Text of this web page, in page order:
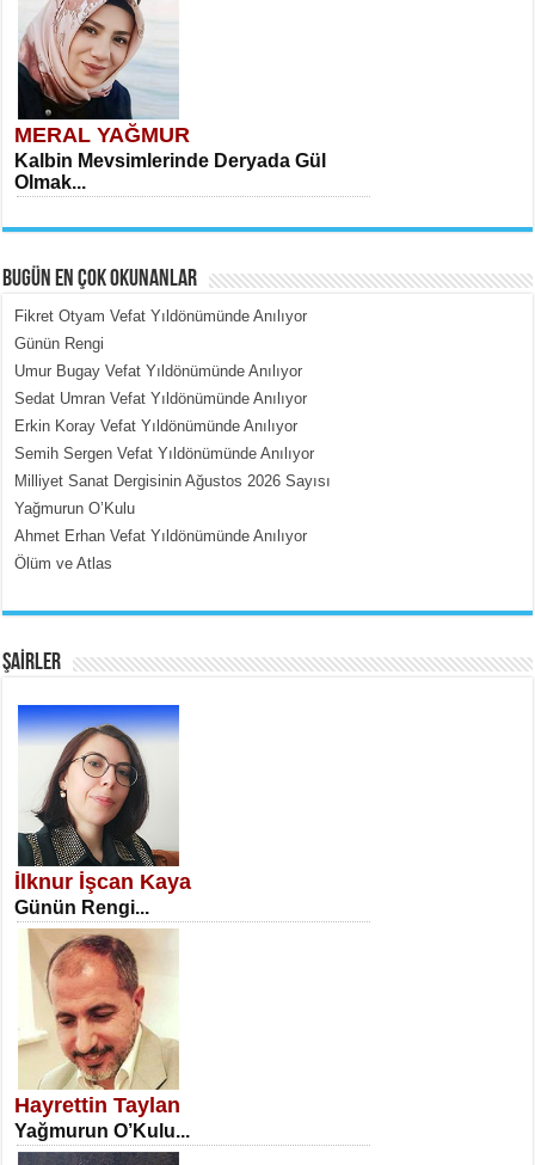
MERAL YAĞMUR
Kalbin Mevsimlerinde Deryada Gül
Olmak...
MEHMET ÇOBAN
İçerdeki Put Dışardaki Maskeler...
SATILMIŞ ÜMİT ÇETİNKAYA
Erkenlik...
NECLA DİLEK ARSLAN
Öğretmenler Günü Mahkemesi...
BUGÜN EN ÇOK OKUNANLAR
Fikret Otyam Vefat Yıldönümünde Anılıyor
Günün Rengi
Umur Bugay Vefat Yıldönümünde Anılıyor
Sedat Umran Vefat Yıldönümünde Anılıyor
Erkin Koray Vefat Yıldönümünde Anılıyor
Semih Sergen Vefat Yıldönümünde Anılıyor
Milliyet Sanat Dergisinin Ağustos 2026 Sayısı
Yağmurun O’Kulu
Ahmet Erhan Vefat Yıldönümünde Anılıyor
Ölüm ve Atlas
ŞAİRLER
İlknur İşcan Kaya
Günün Rengi...
Hayrettin Taylan
Yağmurun O’Kulu...